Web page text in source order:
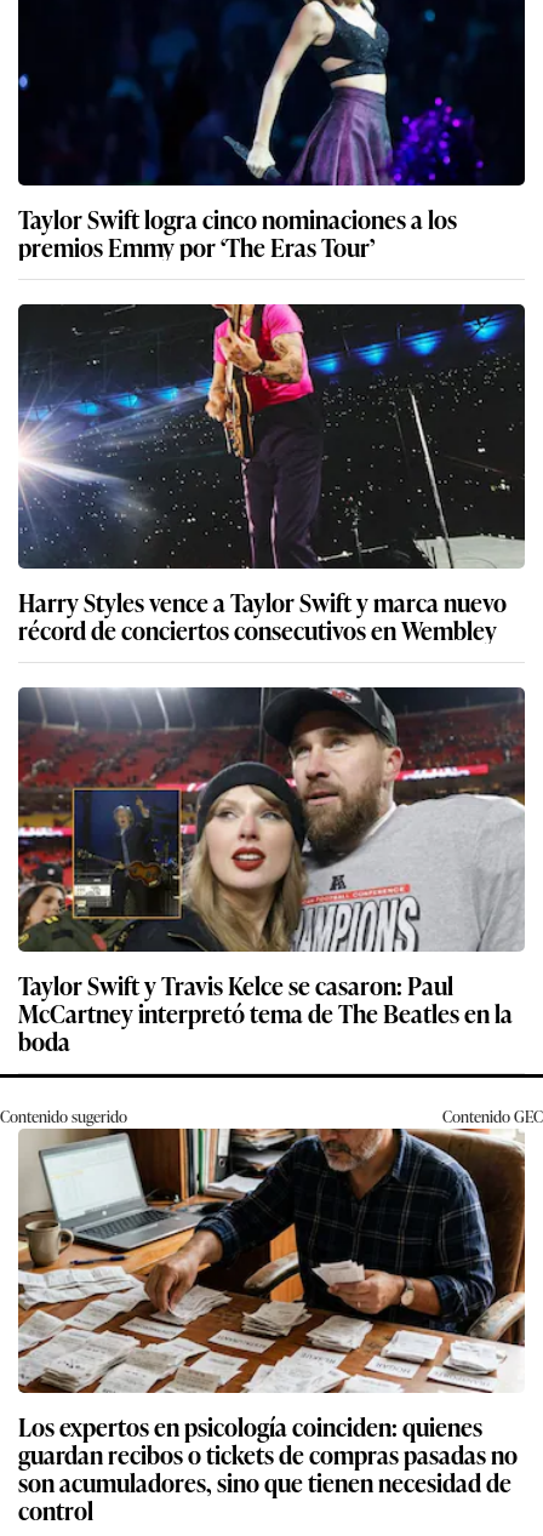
Taylor Swift logra cinco nominaciones a los
premios Emmy por ‘The Eras Tour’
Harry Styles vence a Taylor Swift y marca nuevo
récord de conciertos consecutivos en Wembley
Taylor Swift y Travis Kelce se casaron: Paul
McCartney interpretó tema de The Beatles en la
boda
Contenido sugerido ContenidoGEC
Los expertos en psicología coinciden: quienes
guardan recibos o tickets de compras pasadas no
son acumuladores, sino que tienen necesidad de
control